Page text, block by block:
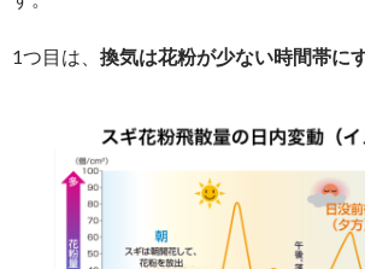
1つ目は、 換気は花粉が少ない時間帯に